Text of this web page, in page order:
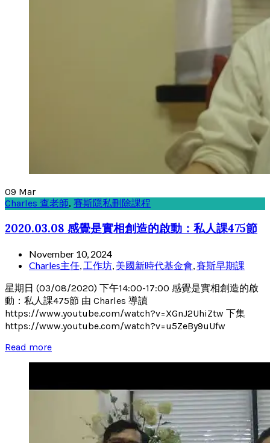
09 Mar
Charles 查老師, 賽斯隱私刪除課程
2020.03.08 感覺是實相創造的啟動：私人課475節
November 10, 2024
Charles主任, 工作坊, 美國新時代基金會,賽斯早期課
星期日 (03/08/2020) 下午14:00-17:00 感覺是實相創造的啟
動：私人課475節 由 Charles 導讀
https://www.youtube.com/watch?v=XGnJ2UhiZtw 下集
https://www.youtube.com/watch?v=u5ZeBy9uUfw
Read more